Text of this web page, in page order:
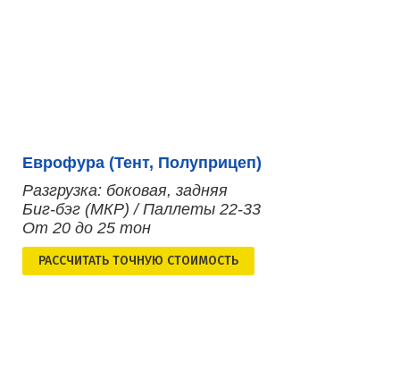
Еврофура (Тент, Полуприцеп)
Разгрузка: боковая, задняя
Биг-бэг (МКР) / Паллеты 22-33
От 20 до 25 тон
РАСCЧИТАТЬ ТОЧНУЮ СТОИМОСТЬ